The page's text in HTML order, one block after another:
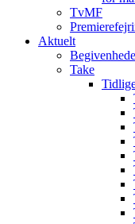
TvMF
Aktuelt
Take